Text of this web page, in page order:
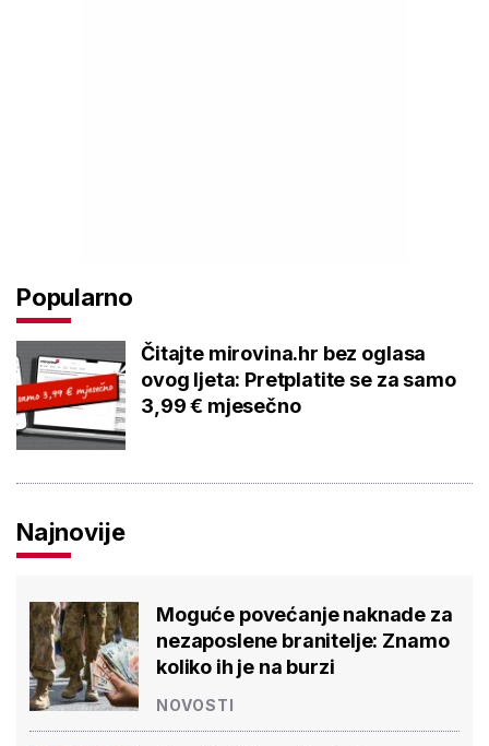
Popularno
Čitajte mirovina.hr bez oglasa
ovog ljeta: Pretplatite se za samo
3,99 € mjesečno
Najnovije
Moguće povećanje naknade za
nezaposlene branitelje: Znamo
koliko ih je na burzi
NOVOSTI